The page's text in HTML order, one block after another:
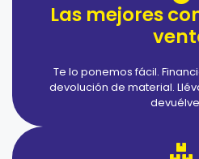
Las mejores
Te lo ponemos fácil.
devolución de material.